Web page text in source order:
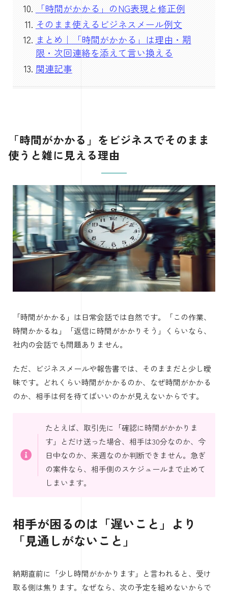
「時間がかかる」のNG表現と修正例
そのまま使えるビジネスメール例文
まとめ｜「時間がかかる」は理由・期
限・次回連絡を添えて言い換える
関連記事
「時間がかかる」をビジネスでそのまま
使うと雑に見える理由
「時間がかかる」は日常会話では自然です。「この作業、
時間かかるね」「返信に時間がかかりそう」くらいなら、
社内の会話でも問題ありません。
ただ、ビジネスメールや報告書では、そのままだと少し曖
昧です。どれくらい時間がかかるのか、なぜ時間がかかる
のか、相手は何を待てばいいのかが見えないからです。
たとえば、取引先に「確認に時間がかかりま
す」とだけ送った場合、相手は30分なのか、今
日中なのか、来週なのか判断できません。急ぎ
の案件なら、相手側のスケジュールまで止めて
しまいます。
相手が困るのは「遅いこと」より
「見通しがないこと」
納期直前に「少し時間がかかります」と言われると、受け
取る側は焦ります。なぜなら、次の予定を組めないからで